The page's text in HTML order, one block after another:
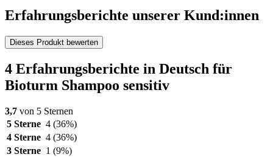
Erfahrungsberichte unserer Kund:innen
Dieses Produkt bewerten
4 Erfahrungsberichte in Deutsch für
Bioturm Shampoo sensitiv
3,7 von 5 Sternen
5 Sterne 4 (36%)
4 Sterne 4 (36%)
3 Sterne 1 (9%)